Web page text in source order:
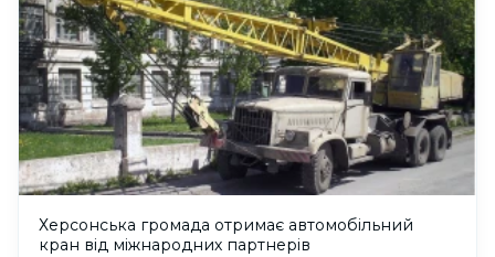
Херсонська громада отримає автомобільний
кран від міжнародних партнерів